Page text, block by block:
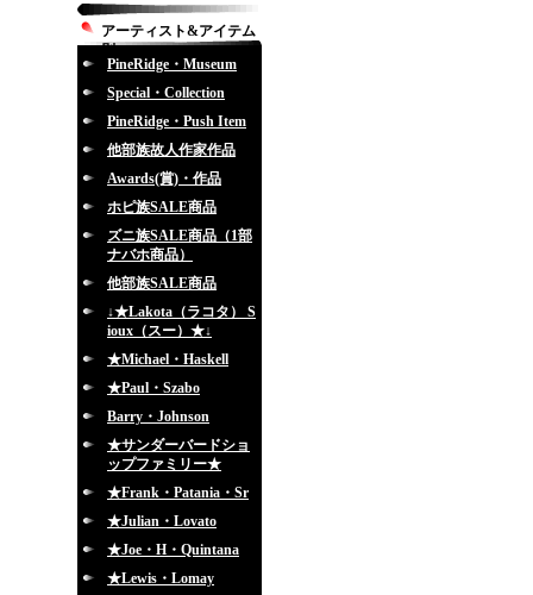
アーティスト&アイテム
別
PineRidge・Museum
Special・Collection
PineRidge・Push Item
他部族故人作家作品
Awards(賞)・作品
ホピ族SALE商品
ズニ族SALE商品（1部
ナバホ商品）
他部族SALE商品
↓★Lakota（ラコタ） S
ioux（スー）★↓
★Michael・Haskell
★Paul・Szabo
Barry・Johnson
★サンダーバードショ
ップファミリー★
★Frank・Patania・Sr
★Julian・Lovato
★Joe・H・Quintana
★Lewis・Lomay